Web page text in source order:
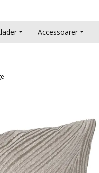
Accessoarer